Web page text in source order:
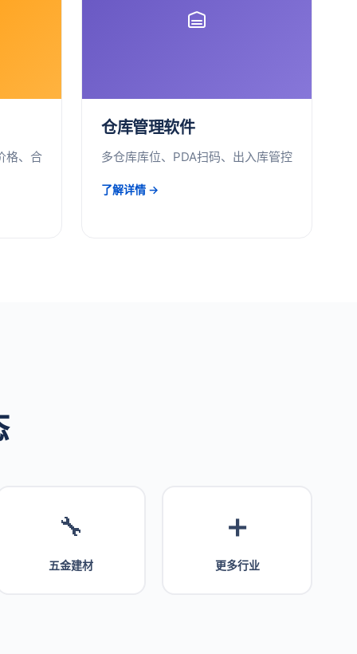
格、合
仓库管理软件
多仓库库位、PDA扫码、出入库管控
了解详情 →
🔧
五金建材
➕
更多行业